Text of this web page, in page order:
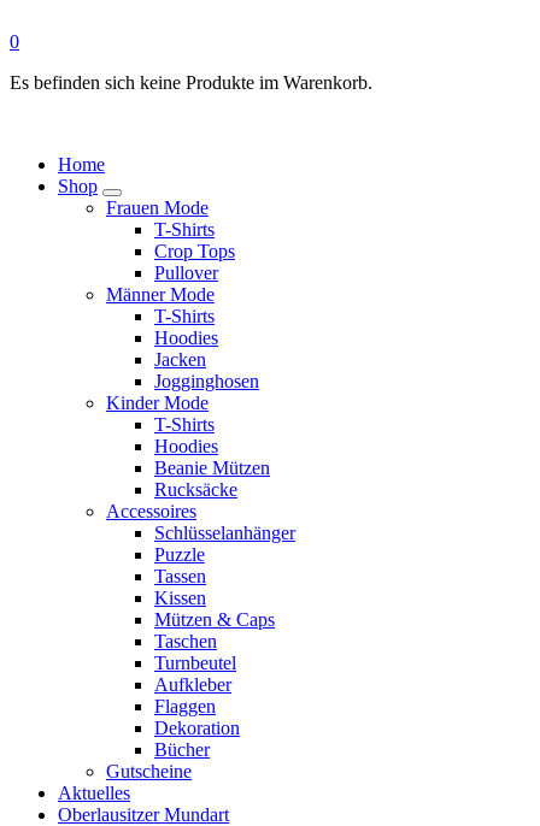
0
Es befinden sich keine Produkte im Warenkorb.
Home
Shop
Frauen Mode
T-Shirts
Crop Tops
Pullover
Männer Mode
T-Shirts
Hoodies
Jacken
Jogginghosen
Kinder Mode
T-Shirts
Hoodies
Beanie Mützen
Rucksäcke
Accessoires
Schlüsselanhänger
Puzzle
Tassen
Kissen
Mützen & Caps
Taschen
Turnbeutel
Aufkleber
Flaggen
Dekoration
Bücher
Gutscheine
Aktuelles
Oberlausitzer Mundart